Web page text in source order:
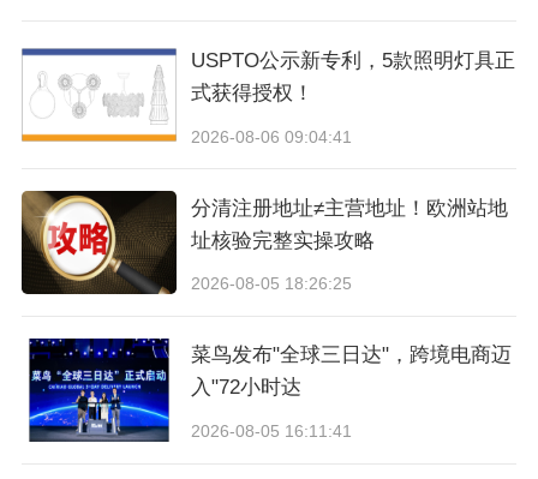
法国政府周二表示，将发布强制令（或在8月31
日生效），包括会议室、走廊、更衣室和开放式
USPTO公示新专利，5款照明灯具正
式获得授权！
2026-08-06 09:04:41
分清注册地址≠主营地址！欧洲站地
址核验完整实操攻略
2026-08-05 18:26:25
菜鸟发布"全球三日达"，跨境电商迈
入"72小时达
2026-08-05 16:11:41